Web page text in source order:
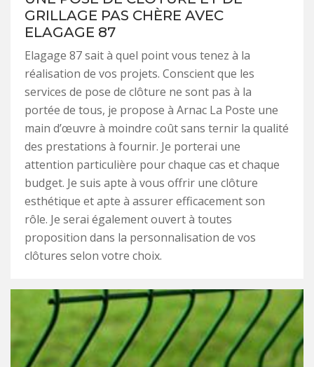
GRILLAGE PAS CHÈRE AVEC
ELAGAGE 87
Elagage 87 sait à quel point vous tenez à la
réalisation de vos projets. Conscient que les
services de pose de clôture ne sont pas à la
portée de tous, je propose à Arnac La Poste une
main d’œuvre à moindre coût sans ternir la qualité
des prestations à fournir. Je porterai une
attention particulière pour chaque cas et chaque
budget. Je suis apte à vous offrir une clôture
esthétique et apte à assurer efficacement son
rôle. Je serai également ouvert à toutes
proposition dans la personnalisation de vos
clôtures selon votre choix.